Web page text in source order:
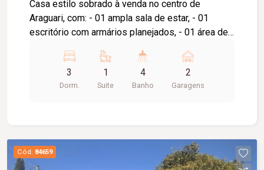
Casa estilo sobrado à venda no centro de
Araguari, com: - 01 ampla sala de estar, - 01
escritório com armários planejados, - 01 área de
cozinha funcional, - 01 banheiro social, - 01 suíte
master com sacada e armários planejados, - 02
quartos (demi-suíte), - roupeiro no corredor, -
vaga de garagem coberta para 02 veículos, -
quintal.
3
Dorm.
1
Suite
4
Banho
2
Garagens
Cód. 84659